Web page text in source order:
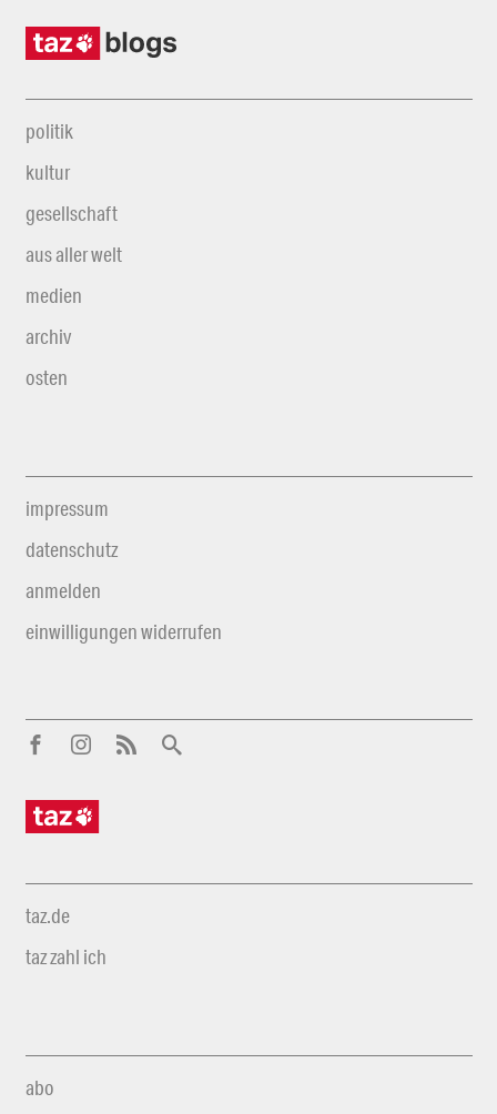
politik
kultur
gesellschaft
aus aller welt
medien
archiv
osten
impressum
datenschutz
anmelden
einwilligungen widerrufen
taz.de
taz zahl ich
abo